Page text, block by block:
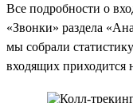
Все подробности о
«Звонки» раздела
мы собрали
входящих приходится